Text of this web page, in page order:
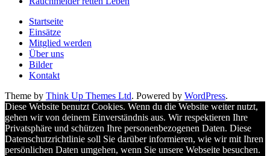
Startseite
Einsätze
Mitglied werden
Über uns
Bilder
Kontakt
Theme by Think Up Themes Ltd. Powered by WordPress.
Diese Website benutzt Cookies. Wenn du die Website weiter nutzt,
gehen wir von deinem Einverständnis aus. Wir respektieren Ihre
Privatsphäre und schützen Ihre personenbezogenen Daten. Diese
Datenschutzrichtlinie soll Sie darüber informieren, wie wir mit Ihren
persönlichen Daten umgehen, wenn Sie unsere Webseite besuchen.